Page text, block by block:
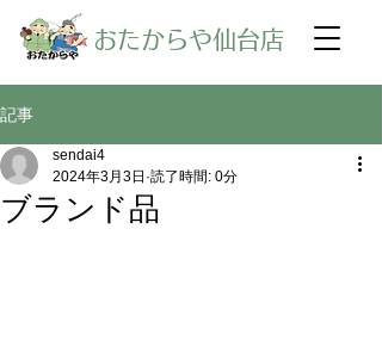
​おたからや仙台店
記事
ブランド品
sendai4
2024年3月3日 読了時間: 0分